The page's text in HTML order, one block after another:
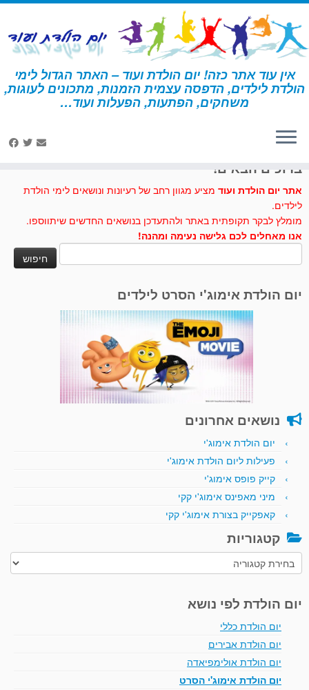
דלג
לתוכן
אין עוד אתר כזה! יום הולדת ועוד – האתר הגדול לימי
הולדת לילדים, הדפסה עצמית הזמנות, מתכונים לעוגות,
משחקים, הפתעות, הפעלות ועוד… דף הבית » יצירה » חרב אבירים
ברוכים הבאים!
אתר יום הולדת ועוד מציע מגוון רחב של רעיונות ונושאים לימי הולדת
לילדים.
מומלץ לבקר תקופתית באתר ולהתעדכן בנושאים החדשים שיתווספו.
אנו מאחלים לכם גלישה נעימה ומהנה!
יום הולדת אימוג'י הסרט לילדים
נושאים אחרונים
יום הולדת אימוג'י
פעילות ליום הולדת אימוג'י
קייק פופס אימוג'י
מיני מאפינס אימוג'י קקי
קאפקייק בצורת אימוג'י קקי
קטגוריות
קטגוריות
יום הולדת לפי נושא
יום הולדת כללי
יום הולדת אבירים
יום הולדת אולימפיאדה
יום הולדת אימוג'י הסרט